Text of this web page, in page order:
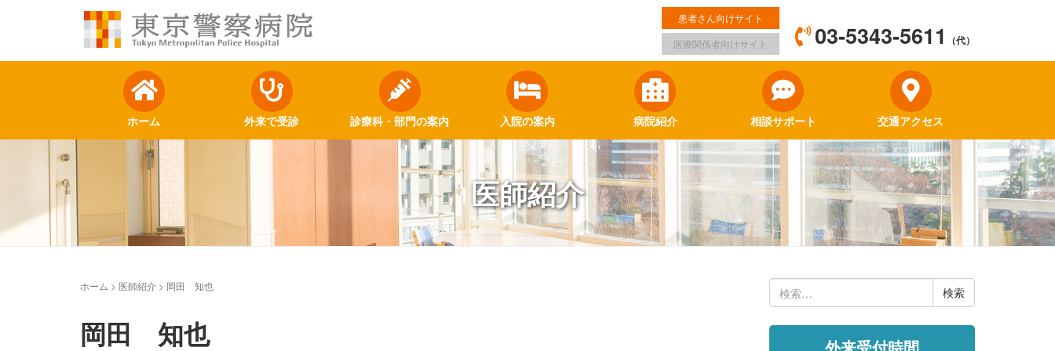
患者さん向けサイト
医療関係者向けサイト
03-5343-5611 （代）
ホーム 外来で受診 診療科・部門の案内 入院の案内 病院紹介 相談サポート 交通アクセス
医師紹介
ホーム > 医師紹介 > 岡田 知也
岡田 知也
索: